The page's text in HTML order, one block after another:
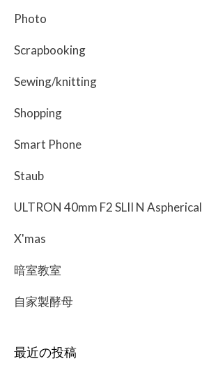
Photo
Scrapbooking
Sewing/knitting
Shopping
Smart Phone
Staub
ULTRON 40mm F2 SLII N Aspherical
X'mas
暗室教室
自家製酵母
最近の投稿